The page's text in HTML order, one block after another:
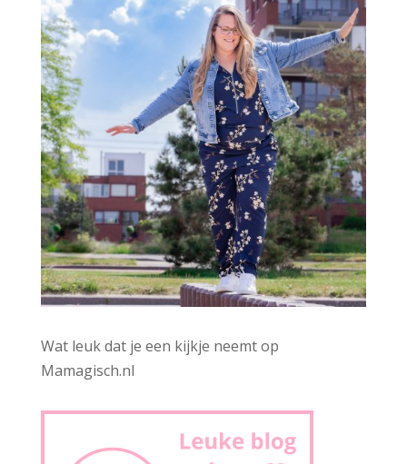
:
Wat leuk dat je een kijkje neemt op
Mamagisch.nl